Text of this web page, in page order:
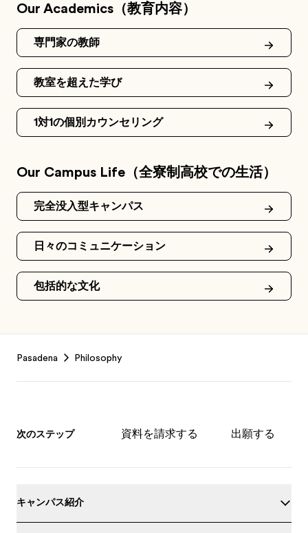
Our Academics（教育内容）
専門家の教師
教室を超えた学び
1対1の個別カウンセリング
Our Campus Life（全寮制高校での生活）
完全没入型キャンパス
日々のコミュニケーション
包括的な文化
Pasadena Philosophy
次のステップ 資料を請求する 出願する
キャンパス紹介